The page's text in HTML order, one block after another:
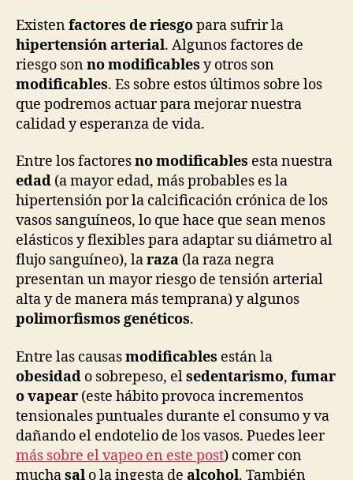
Existenfactores de riesgopara sufrir la
hipertensión arterial. Algunos factores de
riesgo sonno modificables y otros son
modificables. Es sobre estos últimos sobre los
que podremos actuar para mejorar nuestra
calidad y esperanza de vida.
Entre los factoresno modificables esta nuestra
edad (a mayor edad, más probables es la
hipertensión por la calcificación crónica de los
vasos sanguíneos, lo que hace que sean menos
elásticos y flexibles para adaptar su diámetro al
flujo sanguíneo), laraza (la raza negra
presentan un mayor riesgo de tensión arterial
alta y de manera más temprana) y algunos
polimorfismos genéticos.
Entre las causasmodificables están la
obesidad o sobrepeso, elsedentarismo, fumar
o vapear (este hábito provoca incrementos
tensionales puntuales durante el consumo y va
dañando el endotelio de los vasos. Puedes leer
más sobre el vapeo en este post) comer con
muchasal o la ingesta de alcohol. También